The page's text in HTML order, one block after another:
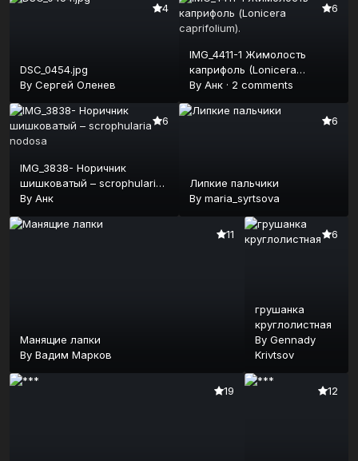
4
DSC_0454.jpg
By Сергей Оленев
6
IMG_4411-1 Жимолость
каприфоль (Lonicera
caprifolium).
By Анк· 2 comments
6
IMG_3838- Норичник
шишковатый – scrophularia
nodosa
By Анк
6
Липкие пальчики
Bymaria_syrtsova
11
Манящие лапки
By Вадим Марков
6
грушанка
круглолистная
By Gennady
Krivtsov
19 12